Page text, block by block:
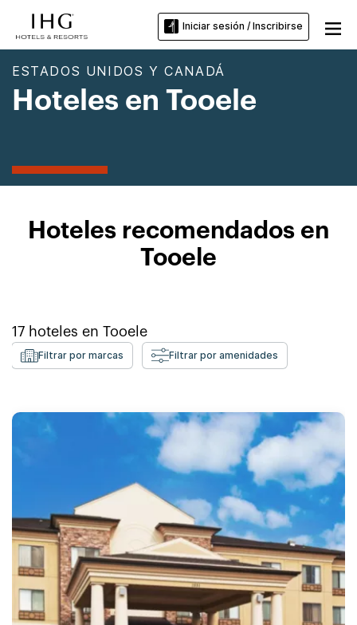
Iniciar sesión / Inscribirse
ESTADOS UNIDOS Y CANADÁ
Hoteles en Tooele
Hoteles recomendados en
Tooele
17 hoteles en Tooele
Filtrar por marcas Filtrar por amenidades